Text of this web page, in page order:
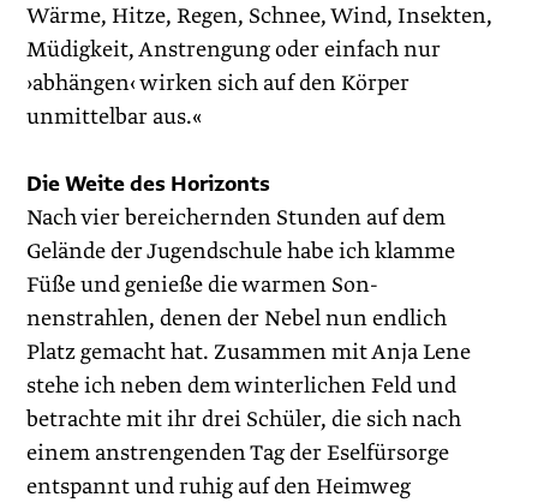
Wärme, Hitze, Regen, Schnee, Wind, Insekten,
Müdigkeit, Anstrengung oder einfach nur
›abhängen‹ wirken sich auf den Körper
unmittelbar aus.«
Die Weite des Horizonts
Nach vier bereichernden Stunden auf dem
Gelände der Jugendschule habe ich klamme
Füße und genieße die warmen Son­
nenstrahlen, denen der Nebel nun endlich
Platz gemacht hat. Zusammen mit Anja Lene
stehe ich neben dem winterlichen Feld und
betrachte mit ihr drei Schüler, die sich nach
einem anstrengenden Tag der Eselfürsorge
entspannt und ruhig auf den Heimweg